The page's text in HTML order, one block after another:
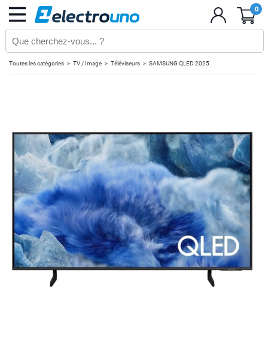
0
Toutes les catégories TV / Image Téléviseurs SAMSUNG QLED 2025